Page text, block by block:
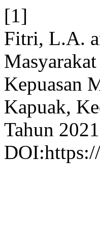
[1]
Fitri, L.A.
Kepuasan
Kapuak,
Tahun